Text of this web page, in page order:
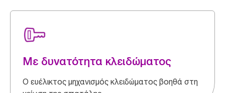
Με δυνατότητα κλειδώματος
Ο ευέλικτος μηχανισμός κλειδώματος βοηθά στη